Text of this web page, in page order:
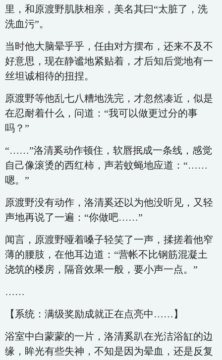
里，和原渡野肌肤相亲，美名其曰“太脏了，洗
洗血污”。
当时他大脑晕乎乎，任由对方摆布，还来不及不
好意思，现在静谧地紧贴着，才后知后觉地有一
丝坦诚相待的扭捏。
原渡野等他乱七八糟地洗完，才忽然凑近，似是
在忍耐着什么，问道：“我可以做更过分的事
吗？”
“……”洛清奚动作顿住，软唇抿成一条线，感觉
自己像滚烫的西红柿，声若蚊蝇地应道：“……
嗯。”
原渡野没有动作，洛清奚还以为他没听见，又轻
声地再说了一遍：“你做吧……”
闻言，原渡野哑着嗓子轻笑了一声，揉搓着他窄
薄的腰肢，在他耳边道：“营帐不比钢筋混凝土
浇筑的楼房，隔音效果一般，要小声一点。”
……
【系统：满级奖励成就正在点亮中……】
浴室中白蒙蒙的一片，洛清奚趴在光洁浴缸的边
缘，眸光有些失神，不知是因为晕血，还是反复